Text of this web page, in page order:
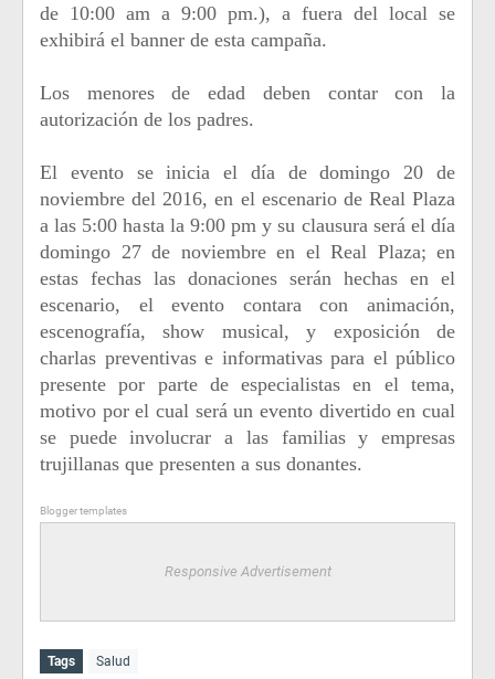
de 10:00 am a 9:00 pm.), a fuera del local se
exhibirá el banner de esta campaña.
Los menores de edad deben contar con la
autorización de los padres.
El evento se inicia el día de domingo 20 de
noviembre del 2016, en el escenario de Real Plaza
a las 5:00 hasta la 9:00 pm y su clausura será el día
domingo 27 de noviembre en el Real Plaza; en
estas fechas las donaciones serán hechas en el
escenario, el evento contara con animación,
escenografía, show musical, y exposición de
charlas preventivas e informativas para el público
presente por parte de especialistas en el tema,
motivo por el cual será un evento divertido en cual
se puede involucrar a las familias y empresas
trujillanas que presenten a sus donantes.
Blogger templates
Responsive Advertisement
Tags Salud